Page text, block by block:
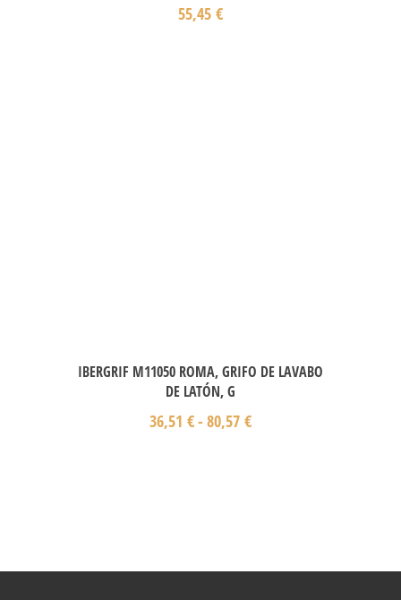
55,45 €
IBERGRIF M11050 ROMA, GRIFO DE LAVABO
DE LATÓN, G
36,51 €- 80,57 €